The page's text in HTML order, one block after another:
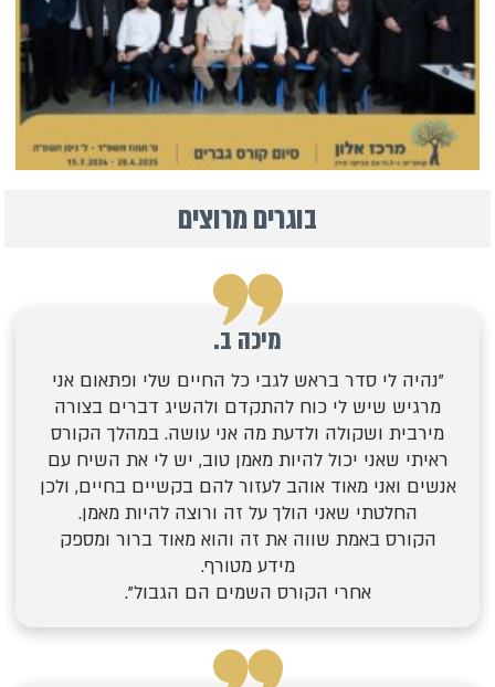
בוגרים מרוצים
מיכה ב.
"נהיה לי סדר בראש לגבי כל החיים שלי ופתאום אני
מרגיש שיש לי כוח להתקדם ולהשיג דברים בצורה
מירבית ושקולה ולדעת מה אני עושה. במהלך הקורס
ראיתי שאני יכול להיות מאמן טוב, יש לי את השיח עם
אנשים ואני מאוד אוהב לעזור להם בקשיים בחיים, ולכן
החלטתי שאני הולך על זה ורוצה להיות מאמן.
הקורס באמת שווה את זה והוא מאוד ברור ומספק
מידע מטורף.
אחרי הקורס השמים הם הגבול".